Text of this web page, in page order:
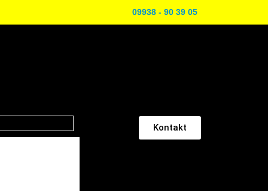
09938 - 90 39 05
Kontakt